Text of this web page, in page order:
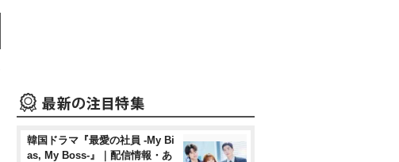
韓国ドラマ『最愛の社員 -My Bi
as, My Boss-』｜配信情報・あ